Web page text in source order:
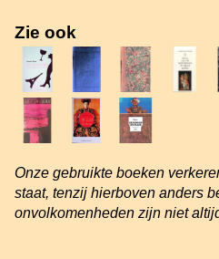
Zie ook
Onze gebruikte boeken
staat, tenzij hierboven anders
onvolkomenheden zijn niet